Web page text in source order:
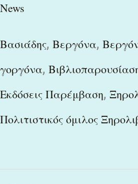
News
Βασιάδης, Βεργόνα,
γοργόνα,
Εκδόσεις Παρέμβαση,
Πολιτιστικός όμιλος